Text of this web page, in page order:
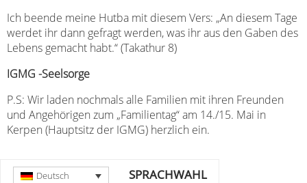
Ich beende meine Hutba mit diesem Vers: „An diesem Tage
werdet ihr dann gefragt werden, was ihr aus den Gaben des
Lebens gemacht habt.“ (Takathur 8)
IGMG -Seelsorge
P.S: Wir laden nochmals alle Familien mit ihren Freunden
und Angehörigen zum „Familientag“ am 14./15. Mai in
Kerpen (Hauptsitz der IGMG) herzlich ein.
SPRACHWAHL
Deutsch